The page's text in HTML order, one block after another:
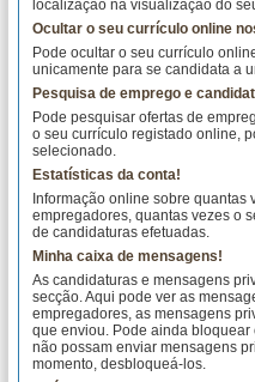
localização na visualização do
Ocultar o seu currículo online
Pode ocultar o seu currículo
unicamente para se candidata a
Pesquisa de emprego e
Pode pesquisar ofertas de
o seu currículo registado online,
selecionado.
Estatísticas da conta!
Informação online sobre quantas
empregadores, quantas vezes o
de candidaturas efetuadas.
Minha caixa de mensagens!
As candidaturas e mensagens
secção. Aqui pode ver as
empregadores, as mensagens
que enviou. Pode ainda
não possam enviar mensagens
momento, desbloqueá-los.